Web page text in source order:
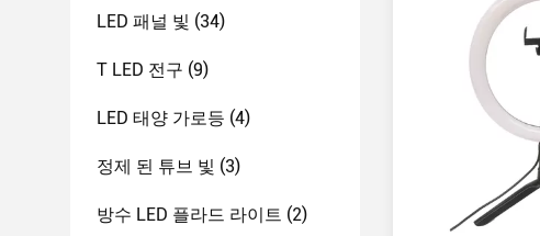
LED 패널 빛 (34)
T LED 전구 (9)
LED 태양 가로등 (4)
정제 된 튜브 빛 (3)
방수 LED 플라드 라이트 (2)